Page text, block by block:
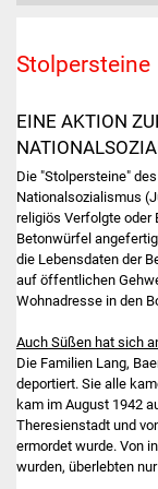
Stolpersteine
EINE AKTION
Die "Stolpersteine"
Nationalsozialismus
religiös Verfolgte oder
Betonwürfel
die Lebensdaten der
auf öffentlichen
Wohnadresse in den
Auch Süßen hat sich
Die Familien Lang,
deportiert. Sie alle
kam im August 1942
Theresienstadt und
ermordet wurde. Von
wurden, überlebten